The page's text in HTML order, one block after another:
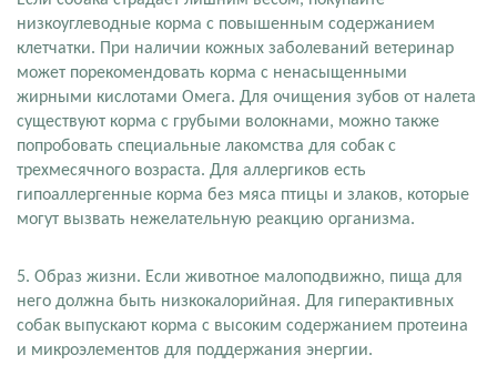
низкоуглеводные корма с повышенным содержанием
клетчатки. При наличии кожных заболеваний ветеринар
может порекомендовать корма с ненасыщенными
жирными кислотами Омега. Для очищения зубов от налета
существуют корма с грубыми волокнами, можно также
попробовать специальные лакомства для собак с
трехмесячного возраста. Для аллергиков есть
гипоаллергенные корма без мяса птицы и злаков, которые
могут вызвать нежелательную реакцию организма.
5. Образ жизни. Если животное малоподвижно, пища для
него должна быть низкокалорийная. Для гиперактивных
собак выпускают корма с высоким содержанием протеина
и микроэлементов для поддержания энергии.